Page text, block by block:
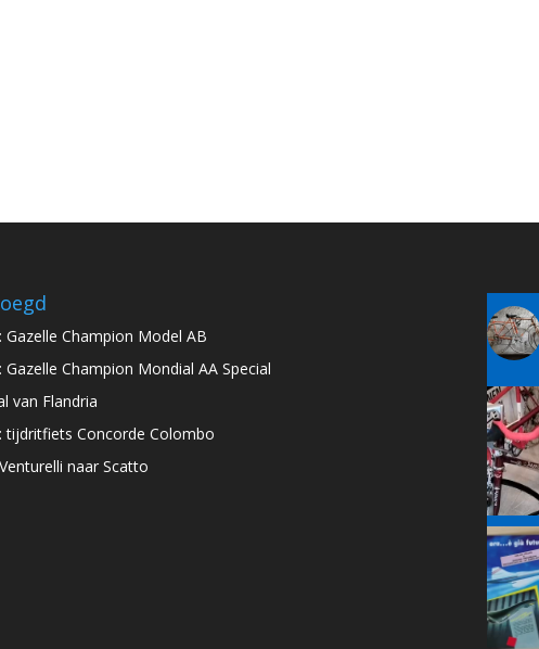
Gazelle Champion Model AB
Gazelle Champion Mondial AA Special
van Flandria
tijdritfiets Concorde Colombo
naar Scatto